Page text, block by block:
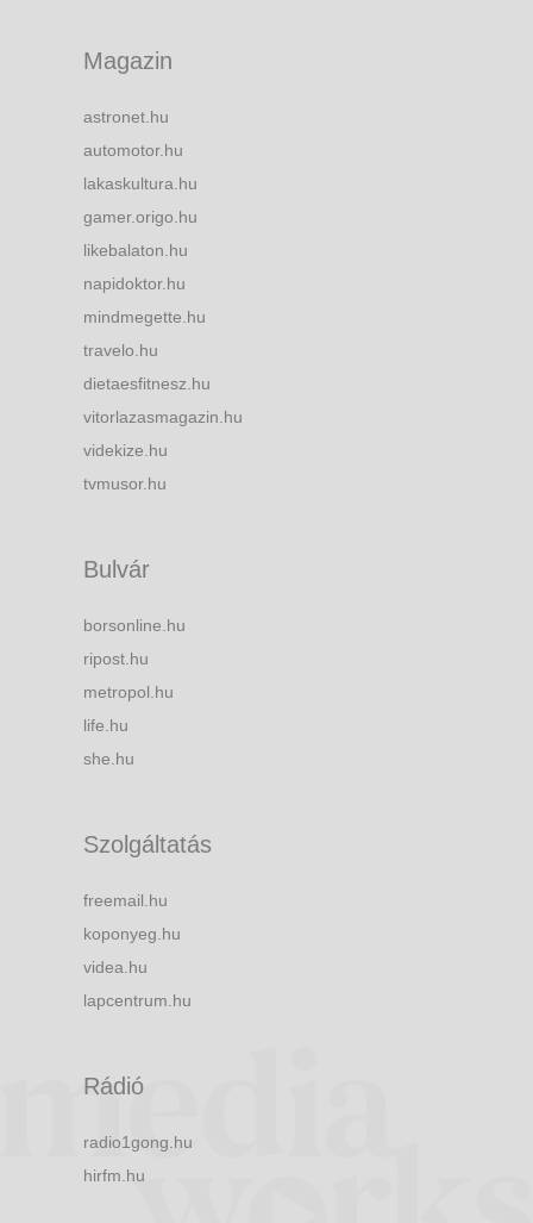
Magazin
astronet.hu
automotor.hu
lakaskultura.hu
gamer.origo.hu
likebalaton.hu
napidoktor.hu
mindmegette.hu
travelo.hu
dietaesfitnesz.hu
vitorlazasmagazin.hu
videkize.hu
tvmusor.hu
Bulvár
borsonline.hu
ripost.hu
metropol.hu
life.hu
she.hu
Szolgáltatás
freemail.hu
koponyeg.hu
videa.hu
lapcentrum.hu
Rádió
radio1gong.hu
hirfm.hu